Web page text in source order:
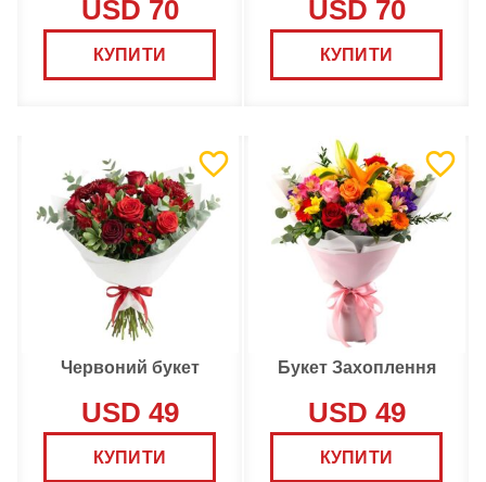
USD 70
КУПИТИ
USD 70
КУПИТИ
Червоний букет
USD 49
КУПИТИ
Букет Захоплення
USD 49
КУПИТИ